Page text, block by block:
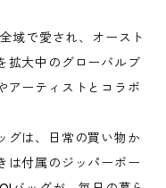
域で愛され、オースト
拡大中のグローバルブ
アーティストとコラボ
グは、日常の買い物か
は付属のジッパーポー